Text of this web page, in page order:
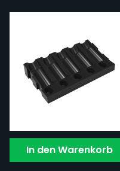
In den Warenkorb